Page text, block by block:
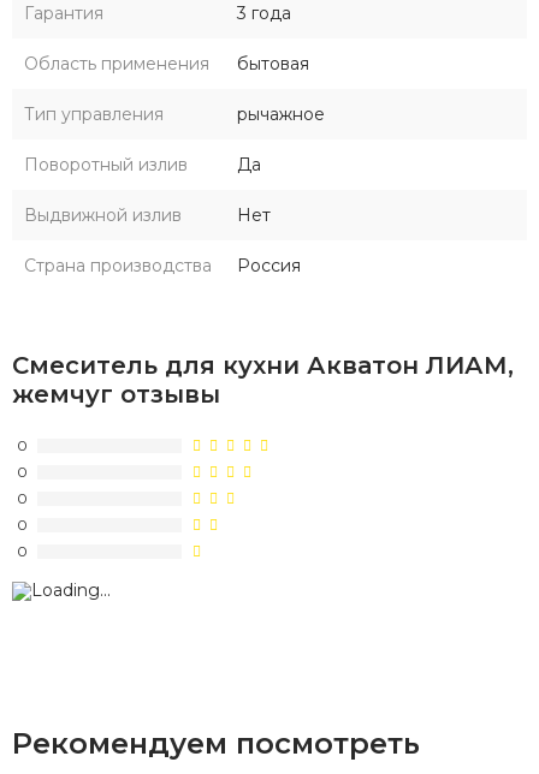
Гарантия 3 года
Область применения бытовая
Тип управления рычажное
Поворотный излив Да
Выдвижной излив Нет
Страна производства Россия
Смеситель для кухни Акватон ЛИАМ,
жемчуг отзывы
0
0
0
0
0
Рекомендуем посмотреть